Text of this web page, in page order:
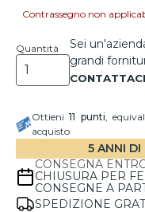
Contrassegno non
Quantità
Sei
grandi
Ottieni11 punti,
acquisto
5 ANNI DI
CONSEGNA
CHIUSURA PER
CONSEGNE A
SPEDIZIONE